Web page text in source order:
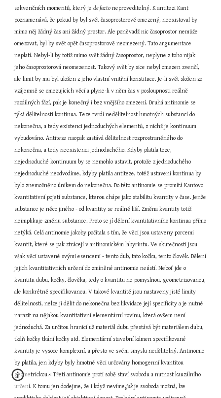
sekvenčních momentů, který je de facto neproveditelný. K antitezi Kant
poznamenává, že pokud by byl svět časoprostorově omezený, neexistoval by
mimo něj žádný čas ani žádný prostor. Ale poněvadž nic časoprostor nemůže
omezovat, byl by svět opět časoprostorově neomezený. Tato argumentace
neplatí. Nebyl-li by totiž mimo svět žádný časoprostor, neplyne z toho nijak
jeho časoprostorová neomezenost. Takový svět by sice nebyl omezen zvenčí,
ale limit by mu byl uložen z jeho vlastní vnitřní konstituce. Je-li svět složen ze
vzájemně se omezujících věcí a plyne-li v něm čas v posloupnosti reálně
rozdílných fází, pak je konečný i bez vnějšího omezení. Druhá antinomie se
týká dělitelnosti kontinua. Teze tvrdí nedělitelnost hmotných substancí do
nekonečna, a tedy existenci jednoduchých elementů, z nichž je kontinuum
vybudováno. Antiteze naopak zastává dělitelnost rozprostraněného do
nekonečna, a tedy neexistenci jednoduchého. Kdyby platila teze,
nejednoduché kontinuum by se nemohlo ustavit, protože z jednoduchého
nejednoduché neodvodíme, kdyby platila antiteze, totéž ustavení kontinua by
bylo znemožněno únikem do nekonečna. Do této antinomie se promítá Kantovo
kvantitativní pojetí substance, kterou chápe jako stabilitu kvantity v čase. Jenže
substance je něco jiného - od kvantity se reálně liší. Změna kvantity totiž
neimplikuje změnu substance. Proto se jí dělení kvantitativního kontinua přímo
netýká. Celá antinomie jakoby počítala s tím, že věci jsou ustaveny porcemi
kvantit, které se pak ztrácejí v antinomickém labyrintu. Ve skutečnosti jsou
však věci ustavené svými esencemi - tento dub, tato kočka, tento člověk. Dělení
jejich kvantitativních určení do zmíněné antinomie neústí. Neboť jde o
kvantitu dubu, kočky, člověka, tedy o kvantitu ne pomyslnou, geometrizovanou,
ale konkrétně specifikovanou. V takové kvantitě jsou nastaveny jisté limity
dělitelnosti, nelze ji dělit do nekonečna bez likvidace její specificity a je nutné
narazit na nějakou kvantitativní elementární rovinu, která ovšem není
jednoduchá. Za určitou hranicí už materiál dubu přestává být materiálem dubu,
tkáň kočky tkání kočky atd. Elementární stavební kámen specifikované
kvantity je vysoce komplexní, a přesto ve svém smyslu nedělitelný. Antinomie
by platila, jen kdyby byly hmotné věci určovány homogenní kvantitou
geometrickou.< Třetí antinomie proti sobě staví svobodu a nutnost kauzálního
určení. K tomu jen dodejme, že i když nevíme,jak je svoboda možná, lze